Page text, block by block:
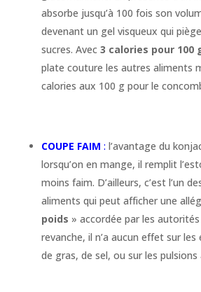
absorbe jusqu’à 100 fois son
devenant un gel visqueux qui
sucres. Avec 3 calories pour 100
plate couture les autres aliments
calories aux 100 g pour le
COUPE FAIM : l’avantage du
lorsqu’on en mange, il remplit
moins faim. D’ailleurs, c’est l’un
aliments qui peut afficher une
poids » accordée par les
revanche, il n’a aucun effet sur les
de gras, de sel, ou sur les pulsions